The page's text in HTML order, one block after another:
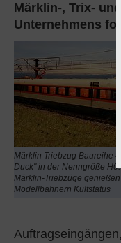
Märklin-, Trix-
Unternehmens
Märklin Triebzug Baureihe
Duck" in der Nenngröße
Märklin-Triebzüge
Modellbahnern Kultstatus